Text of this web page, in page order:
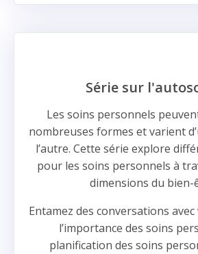
Série sur
Les soins personnels
nombreuses formes et varient
l’autre. Cette série explore
pour les soins personnels à
dimensions du bien-
Entamez des conversations
l’importance des soins
planification des soins